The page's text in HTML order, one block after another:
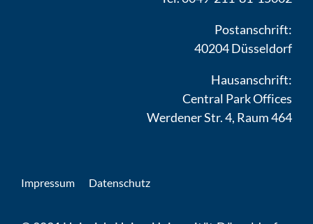
Impressum Datenschutz
Postanschrift:
40204 Düsseldorf
Hausanschrift:
Central Park Offices
Werdener Str. 4, Raum 464